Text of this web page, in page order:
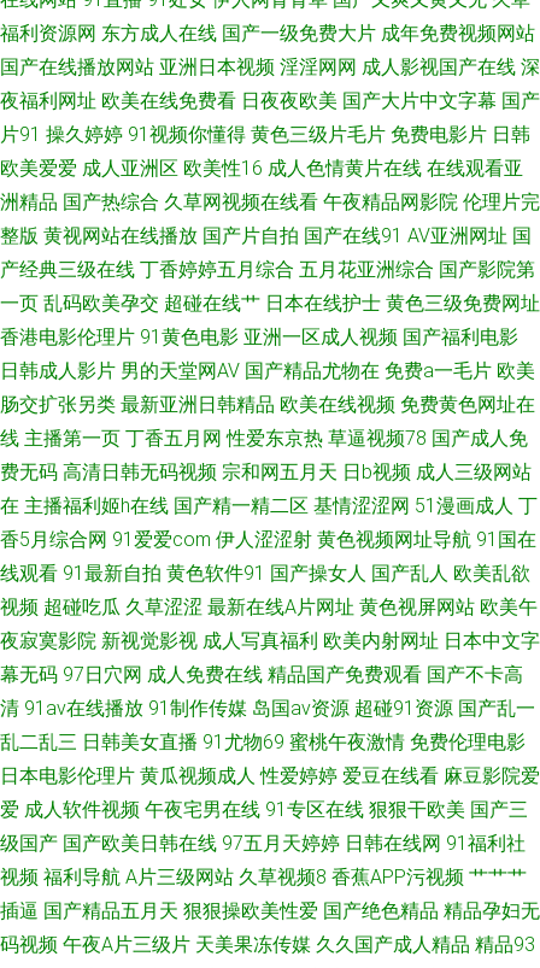
久久情 亚洲av成人电影不卡 国产成人福利午夜一区 在线a不卡 国产午夜福利
av 香蕉伊人99 俺去啦中文网 日本免费色视频国产 91熟妇在线 免费91电影
91浏览网页版豆花 青青草原黄色成人网站 91综合人人插 日韩另类无码偷拍
AV av色福利导航 欧美日韩国产成人综合 91N丝袜 阿V免费 欧美区二区 99久
91视频免费播放 免费福利A片导航 91视频入口福利姬 人妻精品久久 91视频
福利导航 日本韩国福利一区日本 91伊人视频 婷婷激情色色网址 久久免费 91
久久草原 激情开心五月天 91九色蝌蚪成人国产 无码免费看 尤物强操 激情A
片 亚洲综合髅 福利社啪啪 亚洲狼友 91苏州视频在线观看 91小视频网站 91
影 一区一去一区一级 亚洲肏屄视频 五月天色色综合 少妇精品高潮 51手机自
拍视频 91超碰在线观看 91高清无码看片 91黑丝美女艹逼 91成人在线免费
视频 91才热 91com看片 综合色情第七页
福利资源网 东方成人在线 国产一级免费大片 成年免费视频网站
国产在线播放网站 亚洲日本视频 淫淫网网 成人影视国产在线 深
夜福利网址 欧美在线免费看 日夜夜欧美 国产大片中文字幕 国产
片91 操久婷婷 91视频你懂得 黄色三级片毛片 免费电影片 日韩
欧美爱爱 成人亚洲区 欧美性16 成人色情黄片在线 在线观看亚
洲精品 国产热综合 久草网视频在线看 午夜精品网影院 伦理片完
整版 黄视网站在线播放 国产片自拍 国产在线91 AV亚洲网址 国
产经典三级在线 丁香婷婷五月综合 五月花亚洲综合 国产影院第
一页 乱码欧美孕交 超碰在线艹 日本在线护士 黄色三级免费网址
香港电影伦理片 91黄色电影 亚洲一区成人视频 国产福利电影
日韩成人影片 男的天堂网AV 国产精品尤物在 免费a一毛片 欧美
肠交扩张另类 最新亚洲日韩精品 欧美在线视频 免费黄色网址在
线 主播第一页 丁香五月网 性爱东京热 草逼视频78 国产成人免
费无码 高清日韩无码视频 宗和网五月天 日b视频 成人三级网站
在 主播福利姬h在线 国产精一精二区 基情涩涩网 51漫画成人 丁
香5月综合网 91爱爱com 伊人涩涩射 黄色视频网址导航 91国在
线观看 91最新自拍 黄色软件91 国产操女人 国产乱人 欧美乱欲
视频 超碰吃瓜 久草涩涩 最新在线A片网址 黄色视屏网站 欧美午
夜寂寞影院 新视觉影视 成人写真福利 欧美内射网址 日本中文字
幕无码 97日穴网 成人免费在线 精品国产免费观看 国产不卡高
清 91av在线播放 91制作传媒 岛国av资源 超碰91资源 国产乱一
乱二乱三 日韩美女直播 91尤物69 蜜桃午夜激情 免费伦理电影
日本电影伦理片 黄瓜视频成人 性爱婷婷 爱豆在线看 麻豆影院爱
爱 成人软件视频 午夜宅男在线 91专区在线 狠狠干欧美 国产三
级国产 国产欧美日韩在线 97五月天婷婷 日韩在线网 91福利社
视频 福利导航 A片三级网站 久草视频8 香蕉APP污视频 艹艹艹
插逼 国产精品五月天 狠狠操欧美性爱 国产绝色精品 精品孕妇无
码视频 午夜A片三级片 天美果冻传媒 久久国产成人精品 精品93